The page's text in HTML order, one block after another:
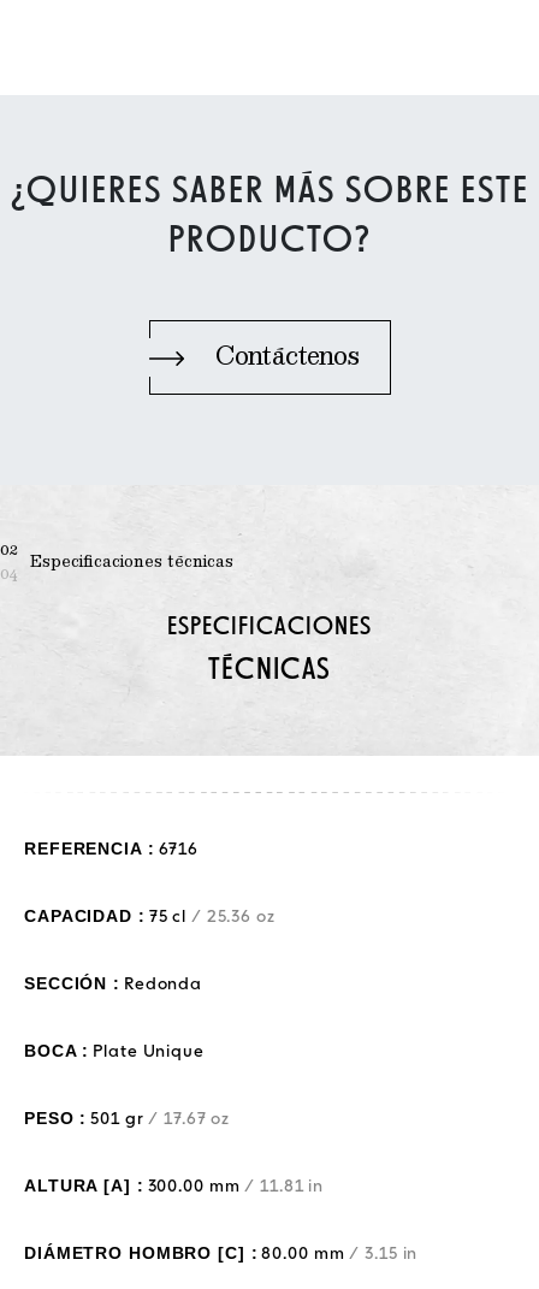
¿QUIERES SABER MÁS SOBRE ESTE
PRODUCTO?
Contáctenos
02
04
Especificaciones técnicas
ESPECIFICACIONES
TÉCNICAS
REFERENCIA : 6716
CAPACIDAD : 75 cl / 25.36 oz
SECCIÓN : Redonda
BOCA : Plate Unique
PESO : 501 gr / 17.67 oz
ALTURA [A] : 300.00 mm / 11.81 in
DIÁMETRO HOMBRO [C] : 80.00 mm/ 3.15 in